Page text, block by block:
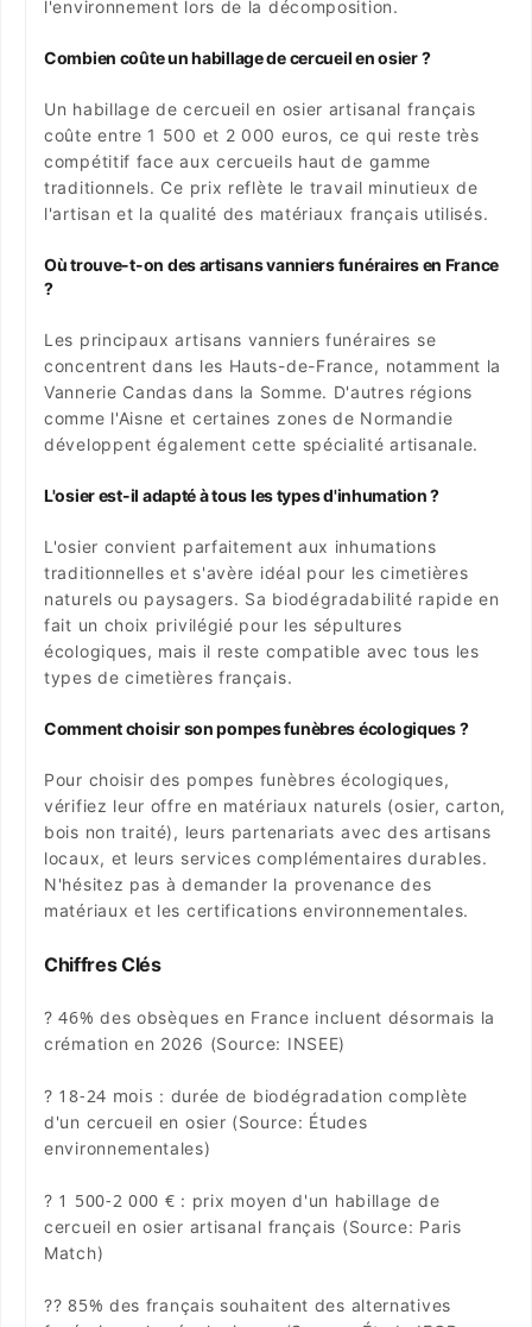
l'environnement lors de la décomposition.
Combien coûte un habillage de cercueil en osier ?
Un habillage de cercueil en osier artisanal français
coûte entre 1 500 et 2 000 euros, ce qui reste très
compétitif face aux cercueils haut de gamme
traditionnels. Ce prix reflète le travail minutieux de
l'artisan et la qualité des matériaux français utilisés.
Où trouve-t-on des artisans vanniers funéraires en France
?
Les principaux artisans vanniers funéraires se
concentrent dans les Hauts-de-France, notamment la
Vannerie Candas dans la Somme. D'autres régions
comme l'Aisne et certaines zones de Normandie
développent également cette spécialité artisanale.
L'osier est-il adapté à tous les types d'inhumation ?
L'osier convient parfaitement aux inhumations
traditionnelles et s'avère idéal pour les cimetières
naturels ou paysagers. Sa biodégradabilité rapide en
fait un choix privilégié pour les sépultures
écologiques, mais il reste compatible avec tous les
types de cimetières français.
Comment choisir son pompes funèbres écologiques ?
Pour choisir des pompes funèbres écologiques,
vérifiez leur offre en matériaux naturels (osier, carton,
bois non traité), leurs partenariats avec des artisans
locaux, et leurs services complémentaires durables.
N'hésitez pas à demander la provenance des
matériaux et les certifications environnementales.
Chiffres Clés
?46% des obsèques en France incluent désormais la
crémation en 2026 (Source: INSEE)
? 18-24 mois : durée de biodégradation complète
d'un cercueil en osier (Source: Études
environnementales)
? 1 500-2 000 € : prix moyen d'un habillage de
cercueil en osier artisanal français (Source: Paris
Match)
??85% des français souhaitent des alternatives